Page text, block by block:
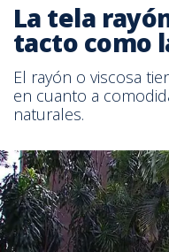
La tela
tacto como
El rayón o viscosa
en cuanto a
naturales.